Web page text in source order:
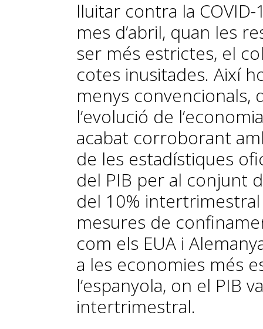
lluitar contra la
mes d’abril, quan les
ser més estrictes, el
cotes inusitades. Així
menys
l’evolució de
acabat corroborant
de les estadístiques
del PIB per al conjunt
del 10%
mesures de
com els EUA i
a les economies més
l’espanyola, on el PIB
intertrimestral.